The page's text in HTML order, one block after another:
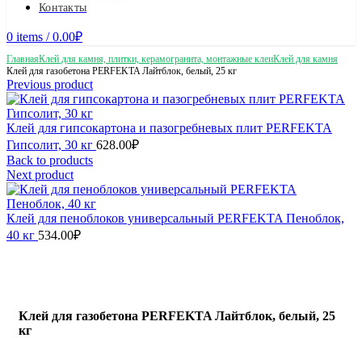
Контакты
0 items / 0.00₽
ГлавнаяКлей для камня, плитки, керамогранита, монтажные клеиКлей для камня
Клей для газобетона PERFEKTA Лайтблок, белый, 25 кг
Previous product
Клей для гипсокартона и пазогребневых плит PERFEKTA
Гипсолит, 30 кг 628.00₽
Back to products
Next product
Клей для пеноблоков универсальный PERFEKTA Пеноблок,
40 кг 534.00₽
Клей для газобетона PERFEKTA Лайтблок, белый, 25
кг